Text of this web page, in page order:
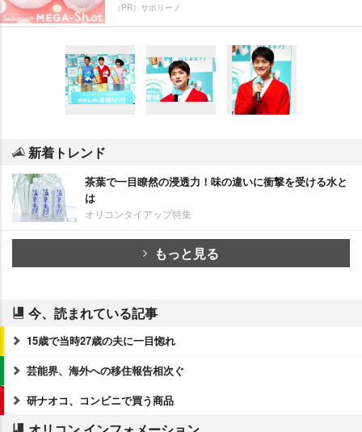
（PR）サボリーノ
新着トレンド
茶葉で一目瞭然の浸透力！味の違いに衝撃を受ける水と
は
オリコンタイアップ特集
もっと見る
今、読まれている記事
15歳で当時27歳の夫に一目惚れ
芸能界、海外への移住報告相次ぐ
研ナオコ、コンビニで買う商品